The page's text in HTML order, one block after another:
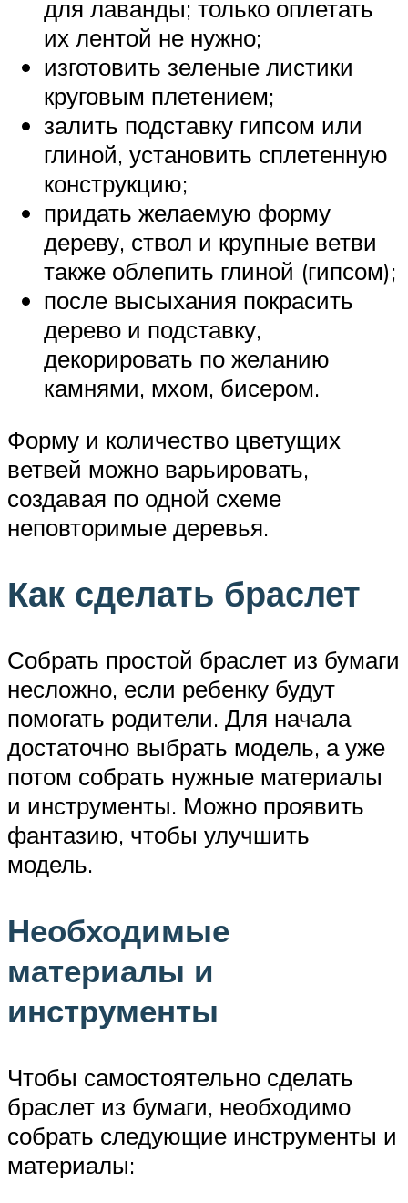
для лаванды; только оплетать
их лентой не нужно;
изготовить зеленые листики
круговым плетением;
залить подставку гипсом или
глиной, установить сплетенную
конструкцию;
придать желаемую форму
дереву, ствол и крупные ветви
также облепить глиной (гипсом);
после высыхания покрасить
дерево и подставку,
декорировать по желанию
камнями, мхом, бисером.
Форму и количество цветущих
ветвей можно варьировать,
создавая по одной схеме
неповторимые деревья.
Как сделать браслет
Собрать простой браслет из бумаги
несложно, если ребенку будут
помогать родители. Для начала
достаточно выбрать модель, а уже
потом собрать нужные материалы
и инструменты. Можно проявить
фантазию, чтобы улучшить
модель.
Необходимые
материалы и
инструменты
Чтобы самостоятельно сделать
браслет из бумаги, необходимо
собрать следующие инструменты и
материалы: